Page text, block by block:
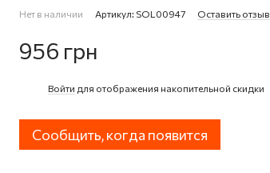
Нет в наличии Артикул: SOL00947 Оставить отзыв
956 грн
Войти для отображения накопительной скидки
Сообщить, когда появится